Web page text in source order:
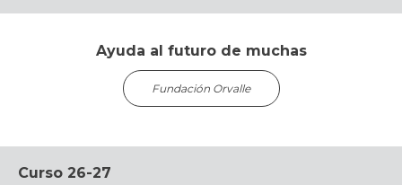
Ayuda al futuro de muchas
Fundación Orvalle
Curso 26-27